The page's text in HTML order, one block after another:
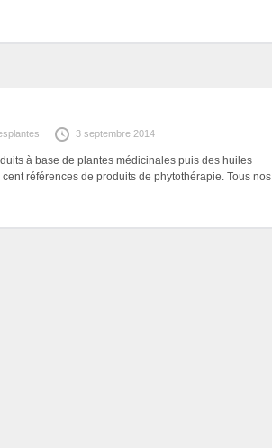
3 septembre 2014
à base de plantes médicinales puis des huiles
références de produits de phytothérapie. Tous nos